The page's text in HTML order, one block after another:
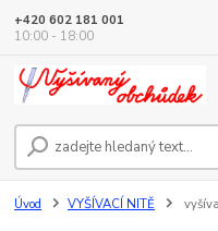
+420 602 181 001
10:00 - 18:00
Úvod VYŠÍVACÍ NITĚ